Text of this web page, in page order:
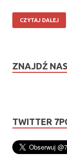
CZYTAJ DALEJ
ZNAJDŹ
TWITTER